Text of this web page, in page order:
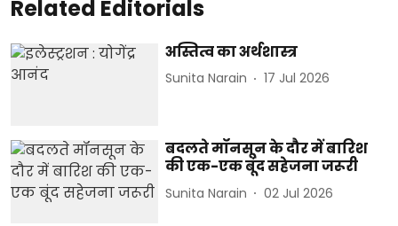
Related Editorials
अस्तित्व का अर्थशास्त्र
Sunita Narain 17 Jul 2026
बदलते मॉनसून के दौर में बारिश
की एक-एक बूंद सहेजना जरूरी
Sunita Narain 02 Jul 2026